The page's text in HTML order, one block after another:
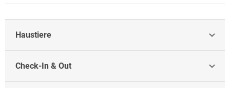
Haustiere
Check-In & Out